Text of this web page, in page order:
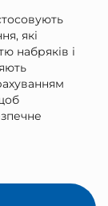
які
набряків і